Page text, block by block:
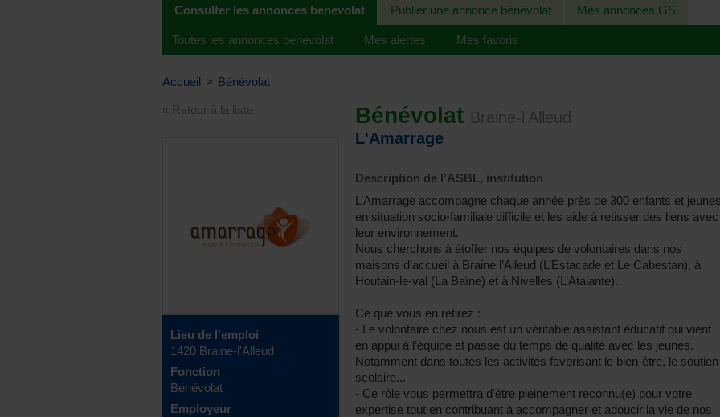
Consulter les annonces benevolat Publier une annonce bénévolat Mes annonces GS
Toutes les annonces benevolat Mes alertes Mes favoris
Accueil > Bénévolat
« Retour à la liste
Lieu de l'emploi
1420 Braine-l'Alleud
Fonction
Bénévolat
Employeur
Bénévolat Braine-l'Alleud
L'Amarrage
Description de l’ASBL, institution
L’Amarrage accompagne chaque année près de 300 enfants et jeunes
en situation socio-familiale difficile et les aide à retisser des liens avec
leur environnement.
Nous cherchons à étoffer nos équipes de volontaires dans nos
maisons d’accueil à Braine l’Alleud (L’Estacade et Le Cabestan), à
Houtain-le-val (La Baïne) et à Nivelles (L’Atalante).
Ce que vous en retirez :
- Le volontaire chez nous est un véritable assistant éducatif qui vient
en appui à l’équipe et passe du temps de qualité avec les jeunes.
Notamment dans toutes les activités favorisant le bien-être, le soutien
scolaire...
- Ce rôle vous permettra d'être pleinement reconnu(e) pour votre
expertise tout en contribuant à accompagner et adoucir la vie de nos